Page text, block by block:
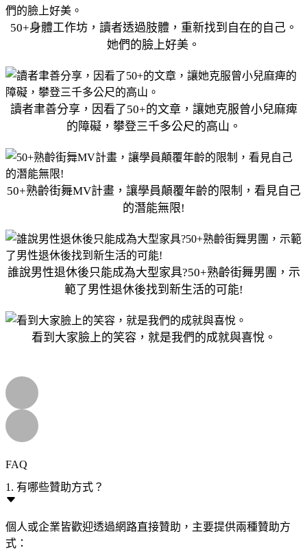
50+身體工作坊，讀者透過肢體，重新找到自在的自己。
她們的臉上好美。
讀者聿善分享，因看了50+的文章，讓她克服曾小兒麻痺
的障礙，攀登三千多公尺的高山。
50+熟齡街舞MV計畫，讓學員顛覆年齡的限制，看見自己
的潛能無限!
誰說男性退休後只能成為大型家具?50+熟齡街舞男團，示
範了男性退休後找到新生活的可能!
看到大家臉上的笑容，就是我們的成就與喜悅。
FAQ
1. 有哪些贊助方式？
個人或企業皆歡迎透過網路直接贊助，主要提供兩種贊助方
式：